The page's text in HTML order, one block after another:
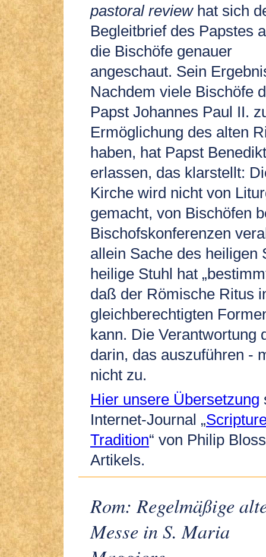
pastoral reviewhat sich
Begleitbrief des Papstes
die Bischöfe genauer
angeschaut. Sein
Nachdem viele Bischöfe
Papst Johannes Paul II.
Ermöglichung des alten
haben, hat Papst
erlassen, das klarstellt:
Kirche wird nicht von
gemacht, von Bischöfen
Bischofskonferenzen
allein Sache des heiligen
heilige Stuhl hat
daß der Römische Ritus
gleichberechtigten
kann. Die Verantwortung
darin, das auszuführen -
nicht zu.
Hier unsere Übersetzung
Internet-Journal „
Tradition“ von Philip
Artikels.
Rom: Regelmäßige
Messe in S. Maria